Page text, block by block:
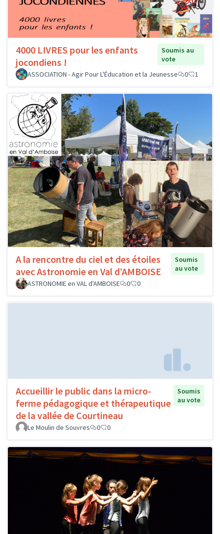
4000 LIVRES pour les enfants
jocondiens !
Soumis au
vote
ASSOCIATION - Agir Pour L'Éducation et la Jeunesse
0 1
A la rencontre du ciel et des étoiles
avec Astronomie en Val d’AMBOISE
Soumis
au vote
ASTRONOMIE en VAL d'AMBOISE
0 0
Accueillir le public dans la micro-
ferme pédagogique et thérapeutique
de la vallée de Courtineau
Soumis
au vote
Le Moulin de Souvres 0 0